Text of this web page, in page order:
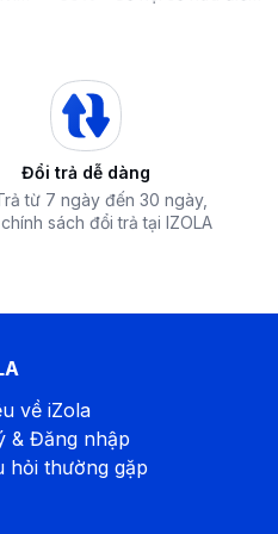
2,75kg đến 3,08kg. Phòng tắm
Đổi trả dễ dàng
từ 7 ngày đến 30 ngày,
sách đổi trả tại IZOLA
về iZola
& Đăng nhập
hỏi thường gặp